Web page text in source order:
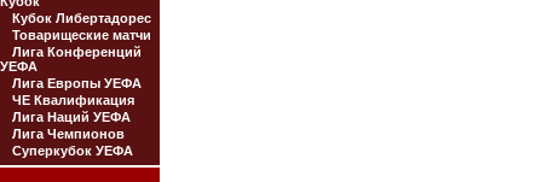
Кубок Либертадорес
Товарищеские матчи
Лига Конференций
УЕФА
Лига Европы УЕФА
ЧЕ Квалификация
Лига Наций УЕФА
Лига Чемпионов
Суперкубок УЕФА